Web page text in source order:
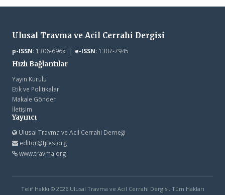
Ulusal Travma ve Acil Cerrahi Dergisi
p-ISSN:1306-696x | e-ISSN:1307-7945
Hızlı Bağlantılar
Yayın Kurulu
Etik ve Politikalar
Makale Gönder
İletişim
Yayıncı
Ulusal Travma ve Acil Cerrahi Derneği
editor@tjtes.org
www.travma.org
Telif Hakkı © 2026 Ulusal Travma ve Acil Cerrahi Dergisi. Tüm Hakları